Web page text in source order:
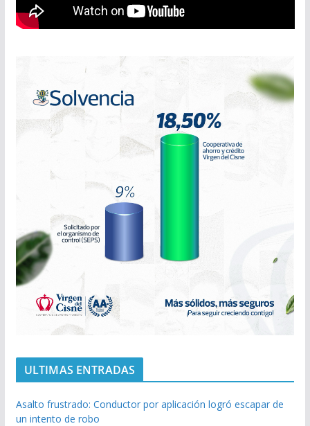
ULTIMAS ENTRADAS
Asalto frustrado: Conductor por aplicación logró escapar de
un intento de robo